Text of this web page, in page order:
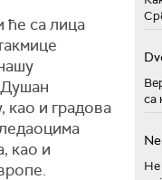
ће са лица
Душан
као и градова
као и
са
Не